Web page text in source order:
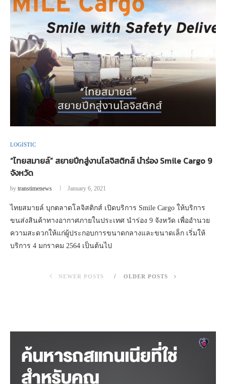
LOGISTIC
“ไทยสมายล์” สยายปีกสู่งานโลจิสติกส์ นำร่อง Smile Cargo 9
จังหวัด
by transtimenews January 6, 2021
ไทยสมายล์ บุกตลาดโลจิสติกส์ เปิดบริการ Smile Cargo ให้บริการ
ขนส่งสินค้าทางอากาศภายในประเทศ นำร่อง 9 จังหวัด เพื่ออำนวย
ความสะดวกให้แก่ผู้ประกอบการขนาดกลางและขนาดเล็ก เริ่มให้
บริการ 4 มกราคม 2564 เป็นต้นไป
NEWER POSTS OLDER POSTS